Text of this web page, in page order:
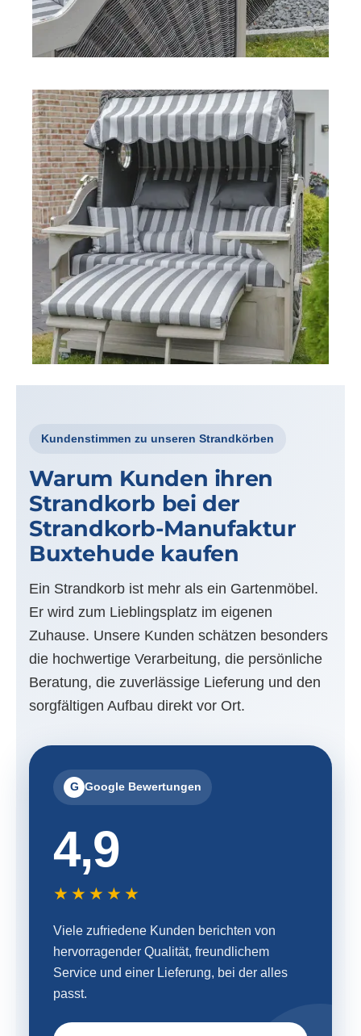
Kundenstimmen zu unseren Strandkörben
Warum Kunden ihren
Strandkorb bei der
Strandkorb-Manufaktur
Buxtehude kaufen
Ein Strandkorb ist mehr als ein Gartenmöbel.
Er wird zum Lieblingsplatz im eigenen
Zuhause. Unsere Kunden schätzen besonders
die hochwertige Verarbeitung, die persönliche
Beratung, die zuverlässige Lieferung und den
sorgfältigen Aufbau direkt vor Ort.
G Google Bewertungen
4,9
★★★★★
Viele zufriedene Kunden berichten von
hervorragender Qualität, freundlichem
Service und einer Lieferung, bei der alles
passt.